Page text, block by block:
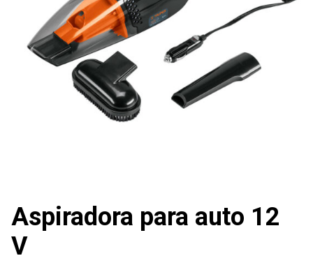
Aspiradora para auto 12
V